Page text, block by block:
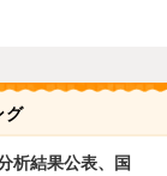
グ
析結果公表、国